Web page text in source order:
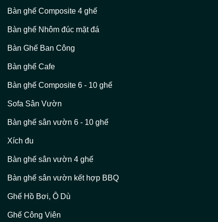
Bàn ghế Composite 4 ghế
Bàn ghế Nhôm đúc mặt đá
Bàn Ghế Ban Công
Bàn ghế Cafe
Bàn ghế Composite 6 - 10 ghế
Sofa Sân Vườn
Bàn ghế sân vườn 6 - 10 ghế
Xích đu
Bàn ghế sân vườn 4 ghế
Bàn ghế sân vườn kết hợp BBQ
Ghế Hồ Bơi, Ô Dù
Ghế Công Viên